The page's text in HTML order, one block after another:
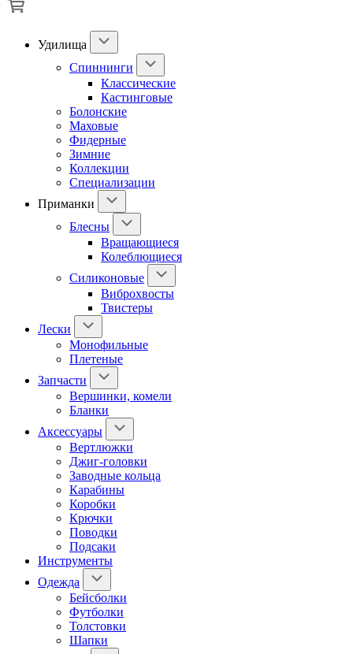
Удилища
Спиннинги
Классические
Кастинговые
Болонские
Маховые
Фидерные
Зимние
Коллекции
Специализации
Приманки
Блесны
Вращающиеся
Колеблющиеся
Силиконовые
Виброхвосты
Твистеры
Лески
Монофильные
Плетеные
Запчасти
Вершинки, комели
Бланки
Аксессуары
Вертлюжки
Джиг-головки
Заводные кольца
Карабины
Коробки
Крючки
Поводки
Подсаки
Инструменты
Одежда
Бейсболки
Футболки
Толстовки
Шапки